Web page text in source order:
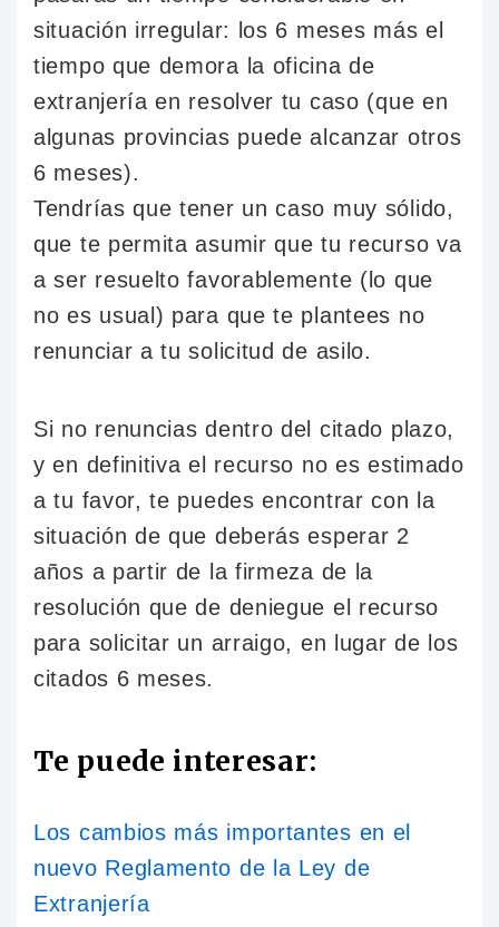
situación irregular: los 6 meses más el
tiempo que demora la oficina de
extranjería en resolver tu caso (que en
algunas provincias puede alcanzar otros
6 meses).
Tendrías que tener un caso muy sólido,
que te permita asumir que tu recurso va
a ser resuelto favorablemente (lo que
no es usual) para que te plantees no
renunciar a tu solicitud de asilo.
Si no renuncias dentro del citado plazo,
y en definitiva el recurso no es estimado
a tu favor, te puedes encontrar con la
situación de que deberás esperar 2
años a partir de la firmeza de la
resolución que de deniegue el recurso
para solicitar un arraigo, en lugar de los
citados 6 meses.
Te puede interesar:
Los cambios más importantes en el
nuevo Reglamento de la Ley de
Extranjería